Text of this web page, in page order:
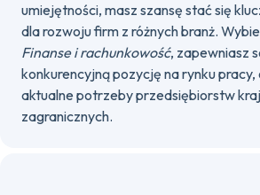
umiejętności, masz szansę stać się
dla rozwoju firm z różnych branż.
Finanse i rachunkowość, zapewniasz
konkurencyjną pozycję na rynku
aktualne potrzeby przedsiębiorstw
zagranicznych.